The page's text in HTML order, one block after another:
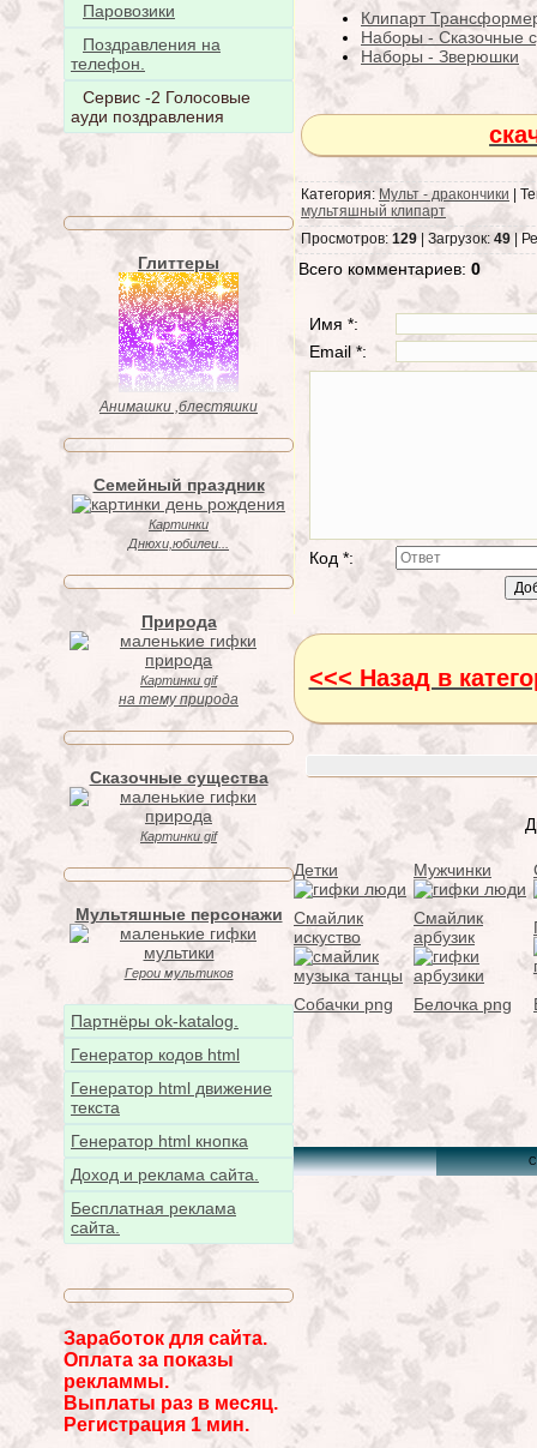
Паровозики
Поздравления на
телефон.
Сервис -2 Голосовые
ауди поздравления
Глиттеры
Анимашки ,блестяшки
Семейный праздник
Картинки
Днюхи,юбилеи...
Природа
Картинки gif
на тему природа
Сказочные существа
Картинки gif
Мультяшные персонажи
Герои мультиков
Партнёры ok-katalog.
Генератор кодов html
Генератор html движение
текста
Генератор html кнопка
Доход и реклама сайта.
Бесплатная реклама
сайта.
Заработок для сайта.
Оплата за показы
рекламмы.
Выплаты раз в месяц.
Регистрация 1 мин.
Клипарт
Наборы - Сказочные
Наборы - Зверюшки
Категория:Мульт - дракончики |
мультяшный клипарт
Просмотров: 129 | Загрузок: 49 |
Всего комментариев: 0
Имя *:
Email *:
Код *:
<<< Назад в
Детки Мужчинки
Смайлик
искуство
Смайлик
арбузик
Собачки png Белочка png